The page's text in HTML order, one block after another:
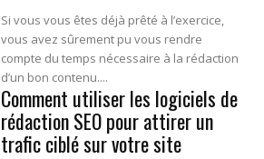
Si vous vous êtes déjà prêté à l’exercice,
vous avez sûrement pu vous rendre
compte du temps nécessaire à la rédaction
d’un bon contenu....
Comment utiliser les logiciels de
rédaction SEO pour attirer un
trafic ciblé sur votre site